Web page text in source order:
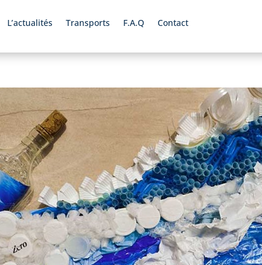
L’actualités Transports F.A.Q Contact